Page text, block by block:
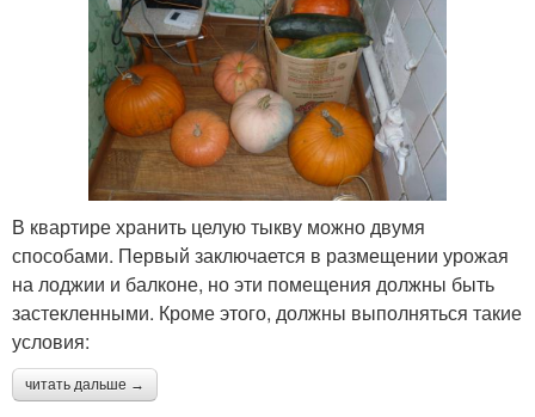
В квартире хранить целую тыкву можно двумя
способами. Первый заключается в размещении урожая
на лоджии и балконе, но эти помещения должны быть
застекленными. Кроме этого, должны выполняться такие
условия:
читать дальше →